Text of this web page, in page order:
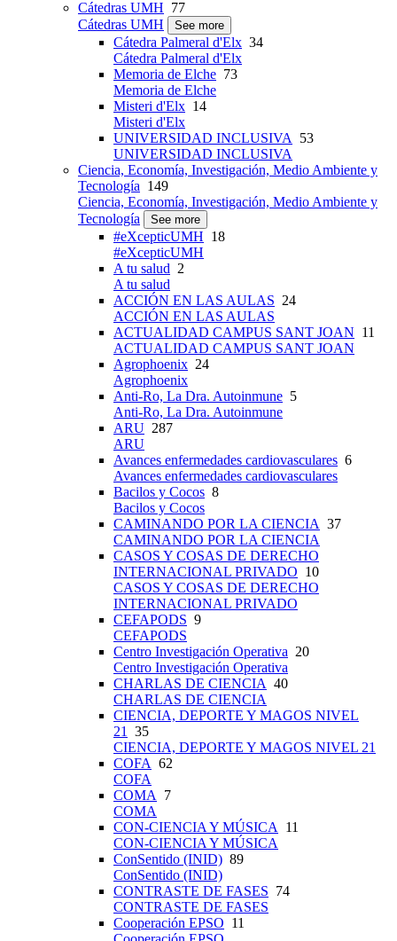
Cátedras UMH 77
Cátedras UMH
See more
Cátedra Palmeral d'Elx 34
Cátedra Palmeral d'Elx
Memoria de Elche 73
Memoria de Elche
Misteri d'Elx 14
Misteri d'Elx
UNIVERSIDAD INCLUSIVA
53
UNIVERSIDAD INCLUSIVA
Ciencia, Economía, Investigación, Medio Ambiente y
Tecnología 149
Ciencia, Economía, Investigación, Medio Ambiente y
Tecnología
See more
#eXcepticUMH 18
#eXcepticUMH
A tu salud 2
A tu salud
ACCIÓN EN LAS AULAS 24
ACCIÓN EN LAS AULAS
ACTUALIDAD CAMPUS SANT JOAN 11
ACTUALIDAD CAMPUS SANT JOAN
Agrophoenix 24
Agrophoenix
Anti-Ro, La Dra. Autoinmune 5
Anti-Ro, La Dra. Autoinmune
ARU 287
ARU
Avances enfermedades cardiovasculares 6
Avances enfermedades cardiovasculares
Bacilos y Cocos 8
Bacilos y Cocos
CAMINANDO POR LA CIENCIA 37
CAMINANDO POR LA CIENCIA
CASOS Y COSAS DE DERECHO
INTERNACIONAL PRIVADO 10
CASOS Y COSAS DE DERECHO
INTERNACIONAL PRIVADO
CEFAPODS 9
CEFAPODS
Centro Investigación Operativa 20
Centro Investigación Operativa
CHARLAS DE CIENCIA 40
CHARLAS DE CIENCIA
CIENCIA, DEPORTE Y MAGOS NIVEL
21
35
CIENCIA, DEPORTE Y MAGOS NIVEL 21
COFA 62
COFA
COMA
7
COMA
CON-CIENCIA Y MÚSICA
11
CON-CIENCIA Y MÚSICA
ConSentido (INID) 89
ConSentido (INID)
CONTRASTE DE FASES 74
CONTRASTE DE FASES
Cooperación EPSO 11